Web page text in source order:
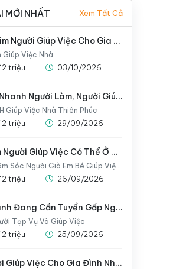
MỚI NHẤT Xem Tất Cả
Mình Cần Tìm Người Giúp Việc Cho Gia Đình Nhà Mình Gấp
Giúp Việc Nhà
triệu 03/10/2026
Cần Tuyển Nhanh Người Làm, Người Giúp Việc Cho Gia Đình
Giúp Việc Nhà Thiên Phúc
triệu 29/09/2026
Em Cần Tìm Người Giúp Việc Có Thể Ở Lại Nhà Luôn
triệu 26/09/2026
Hiện Nay Mình Đang Cần Tuyển Gấp Người Giúp Việc Cho Gia Đình
Tạp Vụ Và Giúp Việc
triệu 25/09/2026
Tuyển Người Giúp Việc Cho Gia Đình Nhà Mình Gấp